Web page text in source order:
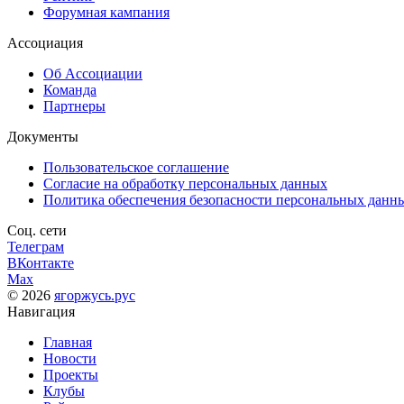
Форумная кампания
Ассоциация
Об Ассоциации
Команда
Партнеры
Документы
Пользовательское соглашение
Согласие на обработку персональных данных
Политика обеспечения безопасности персональных
Соц. сети
Телеграм
ВКонтакте
Max
© 2026 ягоржусь.рус
Навигация
Главная
Новости
Проекты
Клубы